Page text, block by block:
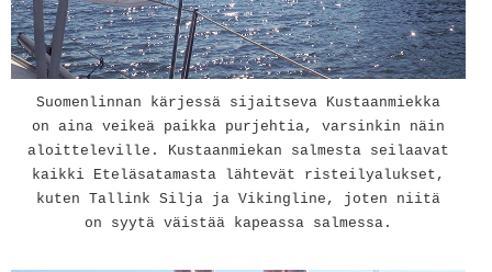
Suomenlinnan kärjessä sijaitseva Kustaanmiekka
on aina veikeä paikka purjehtia, varsinkin näin
aloitteleville. Kustaanmiekan salmesta seilaavat
kaikki Eteläsatamasta lähtevät risteilyalukset,
kuten Tallink Silja ja Vikingline, joten niitä
on syytä väistää kapeassa salmessa.